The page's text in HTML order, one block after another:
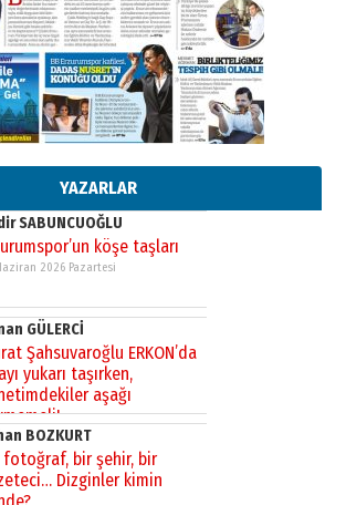
YAZARLAR
Bakırcı
bıraktığı hatıralarıyla
adamı Faruk Terzioğlu!
2026 Çarşamba
BİNDESEN
Sekmen’den Erzurum’a
proje daha!
2026 Pazar
SABUNCUOĞLU
köşe taşları
2026 Pazartesi
GÜLERCİ
Şahsuvaroğlu ERKON’da
yukarı taşırken,
aşağı
BOZKURT
fotoğraf, bir şehir, bir
Dizginler kimin